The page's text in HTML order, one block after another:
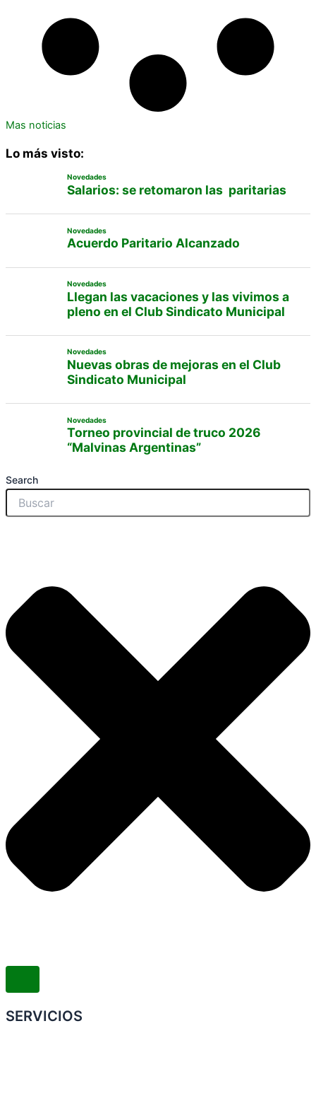
Mas noticias
Lo más visto:
Novedades
Salarios: se retomaron las paritarias
Novedades
Acuerdo Paritario Alcanzado
Novedades
Llegan las vacaciones y las vivimos a
pleno en el Club Sindicato Municipal
Novedades
Nuevas obras de mejoras en el Club
Sindicato Municipal
Novedades
Torneo provincial de truco 2026
“Malvinas Argentinas”
Search
SERVICIOS